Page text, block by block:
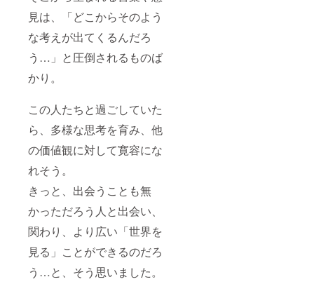
見は、「どこからそのよう
な考えが出てくるんだろ
う…」と圧倒されるものば
かり。
この人たちと過ごしていた
ら、多様な思考を育み、他
の価値観に対して寛容にな
れそう。
きっと、出会うことも無
かっただろう人と出会い、
関わり、より広い「世界を
見る」ことができるのだろ
う…と、そう思いました。